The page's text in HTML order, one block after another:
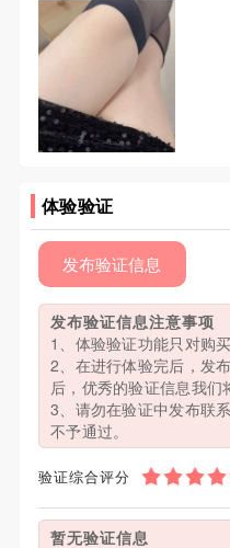
体验验证
发布验证信息
发布验证信息注意事项
1、体验验证功能只对购
2、在进行体验完后，发
后，优秀的验证信息我们
3、请勿在验证中发布联
不予通过。
验证综合评分
暂无验证信息